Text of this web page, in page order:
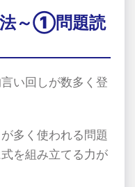
法～①問題読
い回しが数多く登
多く使われる問題
を組み立てる力が